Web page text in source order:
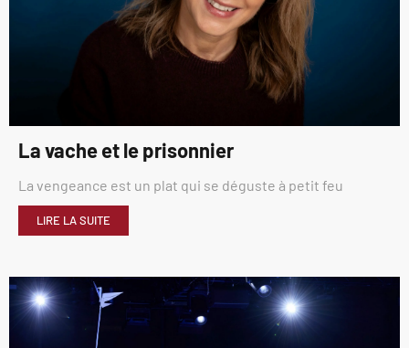
La vache et le prisonnier
La vengeance est un plat qui se déguste à petit feu
LIRE LA SUITE